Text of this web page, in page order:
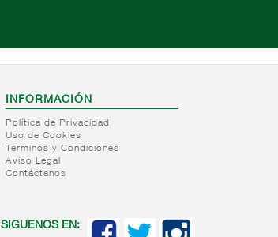
INFORMACIÓN
Política de Privacidad
Uso de Cookies
Terminos y Condiciones
Aviso Legal
Contáctanos
SIGUENOS EN: